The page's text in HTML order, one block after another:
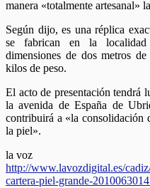
manera «totalmente artesanal»
Según dijo, es una réplica
se fabrican en la
dimensiones de dos metros
kilos de peso.
El acto de presentación tendrá
la avenida de España de
contribuirá a «la consolidación
la piel».
la voz
http://www.lavozdigital.es/
cartera-piel-grande-